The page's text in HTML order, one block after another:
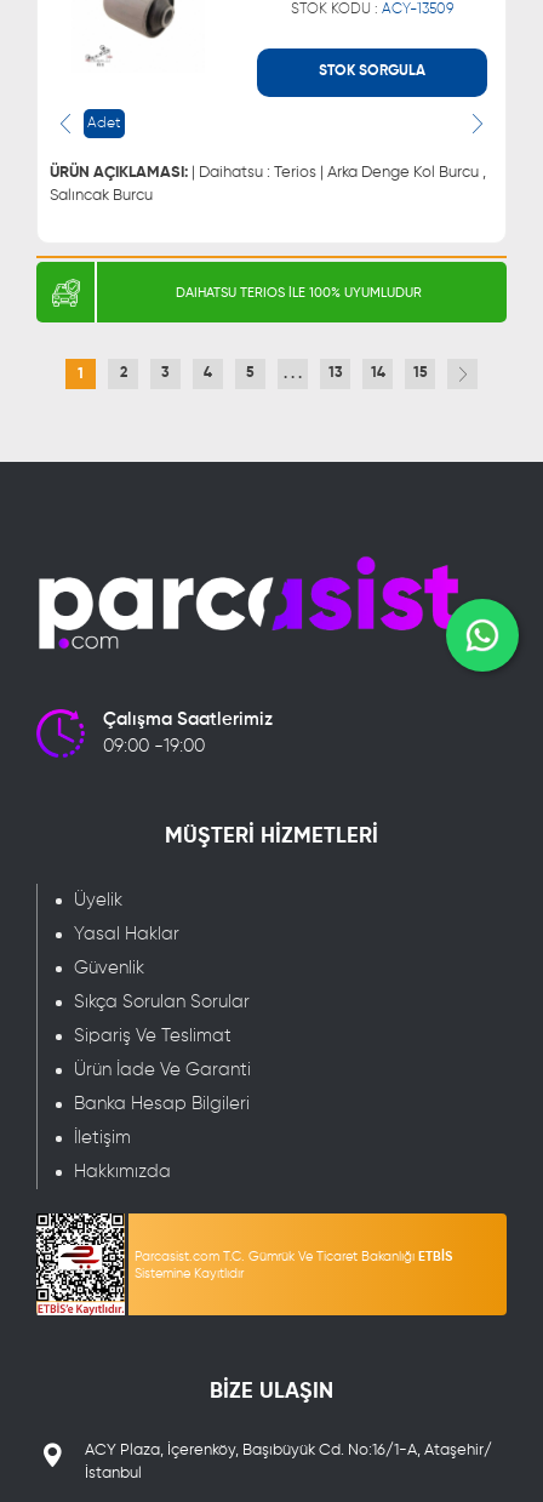
STOK KODU : ACY-13509
STOK SORGULA
Adet
ÜRÜN AÇIKLAMASI:
Salıncak Burcu
0543 329 21 55
DAIHATSU TERIOS İLE 100% UYUMLUDUR
1 2 3 4 5 . . . 13 14 15
Çalışma Saatlerimiz
09:00 -19:00
MÜŞTERİ HİZMETLERİ
Üyelik
Yasal Haklar
Güvenlik
Sıkça Sorulan Sorular
Sipariş Ve Teslimat
Ürün İade Ve Garanti
Banka Hesap Bilgileri
İletişim
Hakkımızda
Parcasist.com T.C. Gümrük Ve Ticaret Bakanlığı ETBİS
Sistemine Kayıtlıdır
BİZE ULAŞIN
ACY Plaza, İçerenköy, Başıbüyük Cd. No:16/1-A, Ataşehir/
İstanbul